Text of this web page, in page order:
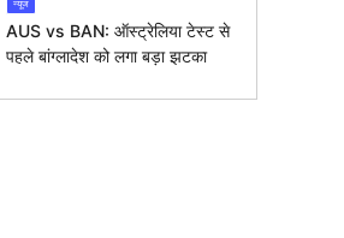
न्यूज
AUS vs BAN: ऑस्ट्रेलिया टेस्ट से
पहले बांग्लादेश को लगा बड़ा झटका